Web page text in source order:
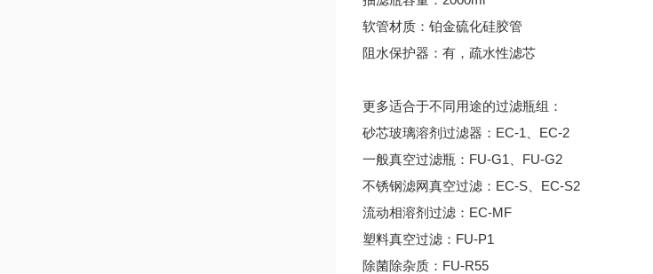
软管材质：铂金硫化硅胶管
阻水保护器：有，疏水性滤芯
更多适合于不同用途的过滤瓶组：
砂芯玻璃溶剂过滤器：EC-1、EC-2
一般真空过滤瓶：FU-G1、FU-G2
不锈钢滤网真空过滤：EC-S、EC-S2
流动相溶剂过滤：EC-MF
塑料真空过滤：FU-P1
除菌除杂质：FU-R55